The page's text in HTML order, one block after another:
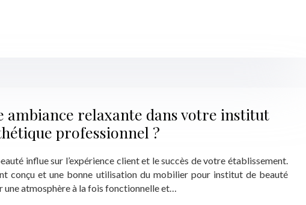
ambiance relaxante dans votre institut
professionnel ?
influe sur l’expérience client et le succès de votre établissement.
conçu et une bonne utilisation du mobilier pour institut de beauté
atmosphère à la fois fonctionnelle et…